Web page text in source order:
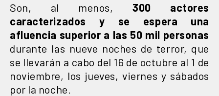
Son, al menos,300 actores
caracterizados y se espera una
afluencia superior a las 50 mil personas
durante las nueve noches de terror, que
se llevarán a cabo del 16 de octubre al 1 de
noviembre, los jueves, viernes y sábados
por la noche.